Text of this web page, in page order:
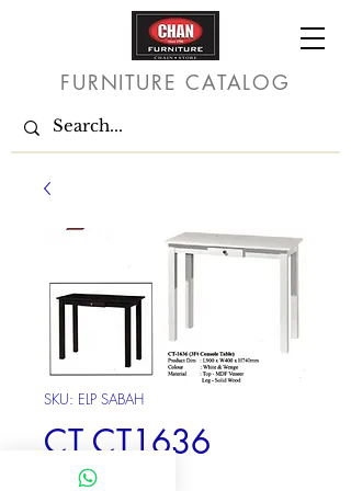
FURNITURE CATALOG
SKU: ELP SABAH
CT CT1636